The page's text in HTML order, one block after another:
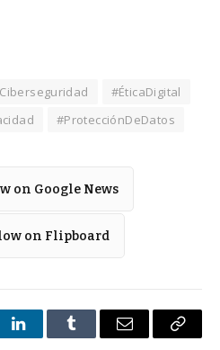
#ÉticaDigital
#ProtecciónDeDatos
on Google News
on Flipboard
LinkedInTumblr Email
Copy